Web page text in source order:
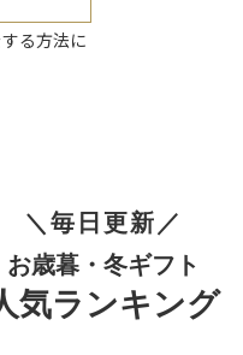
る方法に
＼毎日更新／
お歳暮・冬ギフト
気ランキング